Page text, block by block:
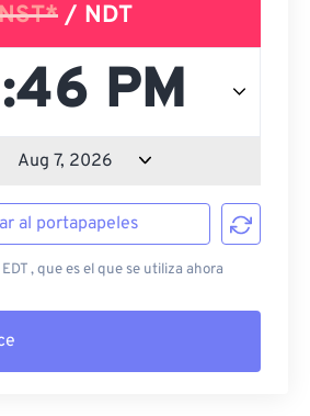
/ NDT
al portapapeles
, que es el que se utiliza ahora